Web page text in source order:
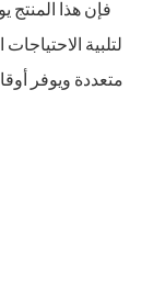
لتلبية
متعددة ويوفر